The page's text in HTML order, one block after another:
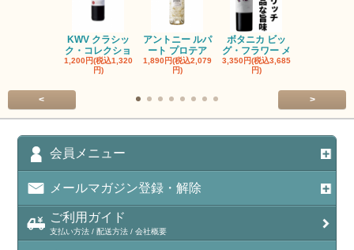
KWV クラシッ
ク・コレクショ
1,200円(税込1,320
円)
アントニー ルパ
ート プロテア
1,890円(税込2,079
円)
ボタニカ ビッ
グ・フラワー メ
3,350円(税込3,685
円)
< >
会員メニュー
メールマガジン登録・解除
ご利用ガイド
支払い方法 / 配送方法 / 会社概要